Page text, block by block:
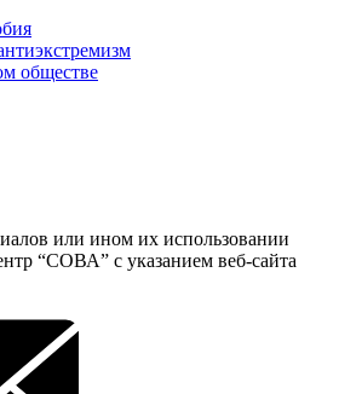
обществе
или ином их использовании
“СОВА” с указанием веб-сайта